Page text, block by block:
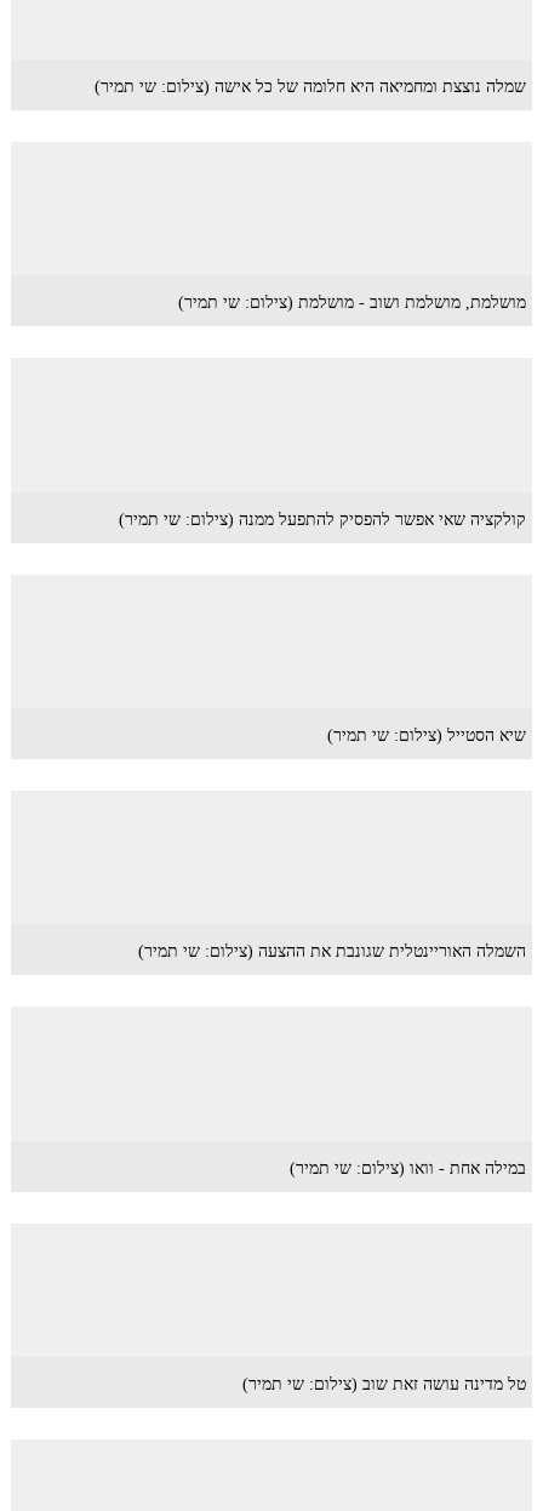
שמלה נוצצת ומחמיאה היא חלומה של כל אישה (צילום: שי תמיר)
מושלמת, מושלמת ושוב - מושלמת (צילום: שי תמיר)
קולקציה שאי אפשר להפסיק להתפעל ממנה (צילום: שי תמיר)
שיא הסטייל (צילום: שי תמיר)
השמלה האוריינטלית שגונבת את ההצעה (צילום: שי תמיר)
במילה אחת - וואו (צילום: שי תמיר)
טל מדינה עושה זאת שוב (צילום: שי תמיר)